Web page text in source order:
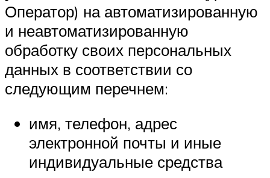
Оператор) на автоматизированную
и неавтоматизированную
обработку своих персональных
данных в соответствии со
следующим перечнем:
имя, телефон, адрес
электронной почты и иные
индивидуальные средства